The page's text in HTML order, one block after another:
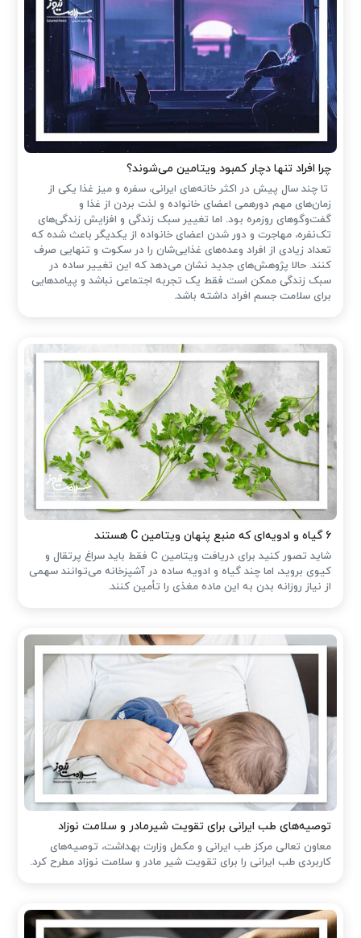
چرا افراد تنها دچار کمبود ویتامین می‌شوند؟
تا چند سال پیش در اکثر خانه‌های ایرانی، سفره و میز غذا یکی از
زمان‌های مهم دورهمی اعضای خانواده و لذت بردن از غذا و
گفت‌وگوهای روزمره بود. اما تغییر سبک زندگی و افزایش زندگی‌های
تک‌نفره، مهاجرت و دور شدن اعضای خانواده از یکدیگر باعث شده که
تعداد زیادی از افراد وعده‌های غذایی‌شان را در سکوت و تنهایی صرف
کنند. حالا پژوهش‌های جدید نشان می‌دهد که این تغییر ساده در
سبک زندگی ممکن است فقط یک تجربه اجتماعی نباشد و پیامدهایی
برای سلامت جسم افراد داشته باشد.
۶ گیاه و ادویه‌ای که منبع پنهان ویتامین C هستند
شاید تصور کنید برای دریافت ویتامین C فقط باید سراغ پرتقال و
کیوی بروید، اما چند گیاه و ادویه ساده در آشپزخانه می‌توانند سهمی
از نیاز روزانه بدن به این ماده مغذی را تأمین کنند.
توصیه‌های طب ایرانی برای تقویت شیرمادر و سلامت نوزاد
معاون تعالی مرکز طب ایرانی و مکمل وزارت بهداشت، توصیه‌های
کاربردی طب ایرانی را برای تقویت شیر مادر و سلامت نوزاد مطرح کرد.